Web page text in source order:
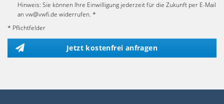
Hinweis: Sie können Ihre Einwilligung jederzeit für die Zukunft per E-Mail
an vw@vwfi.de widerrufen. *
* Pflichtfelder
Jetzt kostenfrei anfragen